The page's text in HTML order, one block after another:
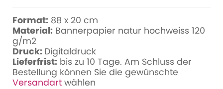
Format: 88 x 20 cm
Material: Bannerpapier natur hochweiss 120
g/m2
Druck: Digitaldruck
Lieferfrist: bis zu 10 Tage. Am Schluss der
Bestellung können Sie die gewünschte
Versandart wählen